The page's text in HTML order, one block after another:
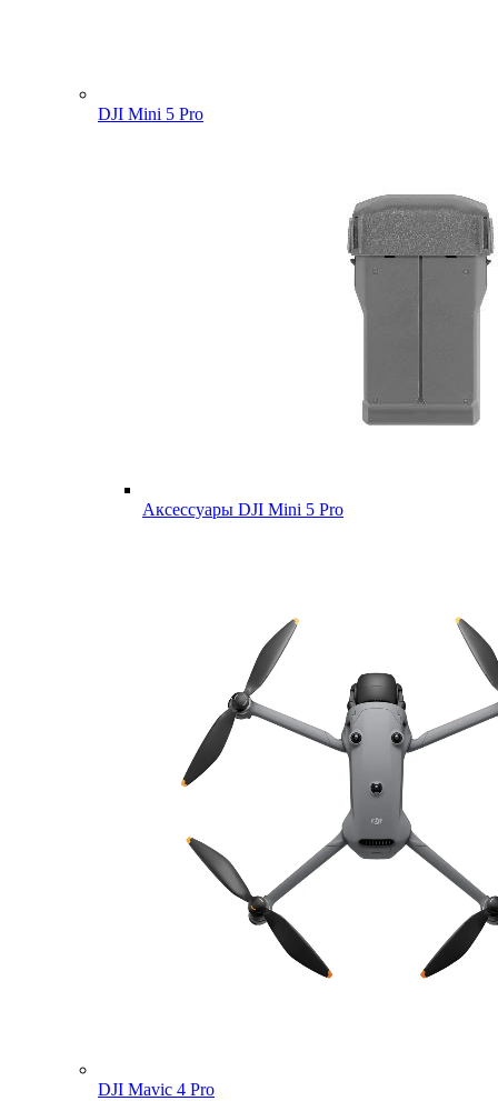
DJI Mini 5 Pro
Аксессуары DJI Mini 5 Pro
DJI Mavic 4 Pro